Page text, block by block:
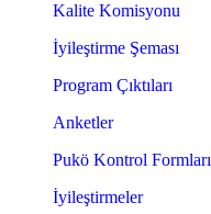
Kalite Komisyonu
İyileştirme Şeması
Program Çıktıları
Anketler
Pukö Kontrol Formları
İyileştirmeler